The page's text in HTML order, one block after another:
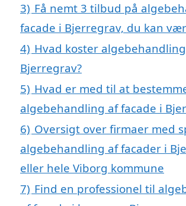
3) Få nemt 3 tilbud på
facade i Bjerregrav, du kan
4) Hvad koster
Bjerregrav?
5) Hvad er med til at
algebehandling af facade i
6) Oversigt over firmaer med
algebehandling af facader i
eller hele Viborg kommune
7) Find en professionel til